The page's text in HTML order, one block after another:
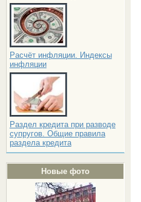
Расчёт инфляции. Индексы
инфляции
Раздел кредита при разводе
супругов. Общие правила
раздела кредита
Новые фото